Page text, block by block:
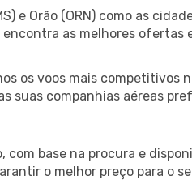
e Orão (ORN) como as
as melhores
os voos mais competitivos
suas companhias aéreas
base na procura e
o melhor preço para o